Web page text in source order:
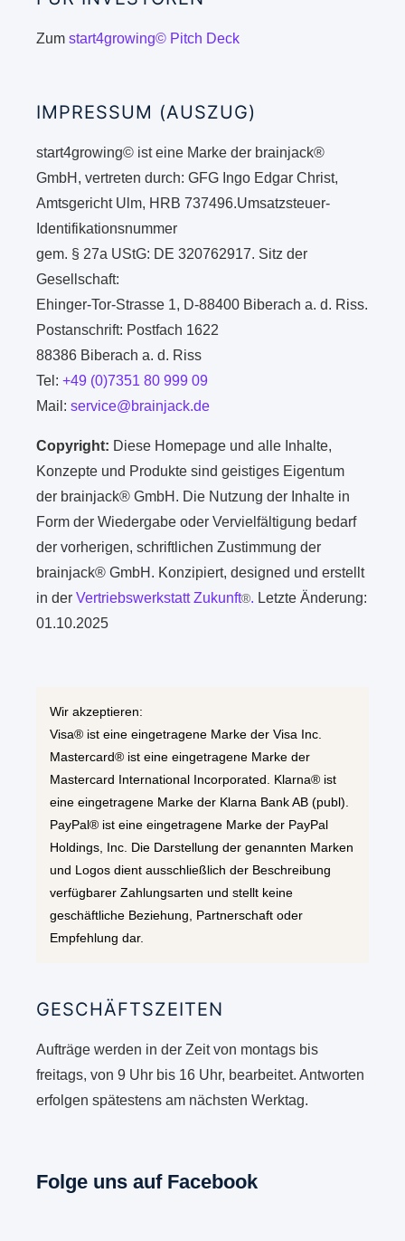
Zumstart4growing© Pitch Deck
IMPRESSUM (AUSZUG)
start4growing© ist eine Marke der brainjack®
GmbH, vertreten durch: GFG Ingo Edgar Christ,
Amtsgericht Ulm, HRB 737496.Umsatzsteuer-
Identifikationsnummer
gem. § 27a UStG: DE 320762917. Sitz der
Gesellschaft:
Ehinger-Tor-Strasse 1, D-88400 Biberach a. d. Riss.
Postanschrift: Postfach 1622
88386 Biberach a. d. Riss
Tel:+49 (0)7351 80 999 09
Mail:service@brainjack.de
Copyright: Diese Homepage und alle Inhalte,
Konzepte und Produkte sind geistiges Eigentum
der brainjack® GmbH. Die Nutzung der Inhalte in
Form der Wiedergabe oder Vervielfältigung bedarf
der vorherigen, schriftlichen Zustimmung der
brainjack® GmbH. Konzipiert, designed und erstellt
in derVertriebswerkstatt Zukunft®. Letzte Änderung:
01.10.2025
Wir akzeptieren:
Visa® ist eine eingetragene Marke der Visa Inc.
Mastercard® ist eine eingetragene Marke der
Mastercard International Incorporated. Klarna® ist
eine eingetragene Marke der Klarna Bank AB (publ).
PayPal® ist eine eingetragene Marke der PayPal
Holdings, Inc. Die Darstellung der genannten Marken
und Logos dient ausschließlich der Beschreibung
verfügbarer Zahlungsarten und stellt keine
geschäftliche Beziehung, Partnerschaft oder
Empfehlung dar.
GESCHÄFTSZEITEN
Aufträge werden in der Zeit von montags bis
freitags, von 9 Uhr bis 16 Uhr, bearbeitet. Antworten
erfolgen spätestens am nächsten Werktag.
Folge uns auf Facebook